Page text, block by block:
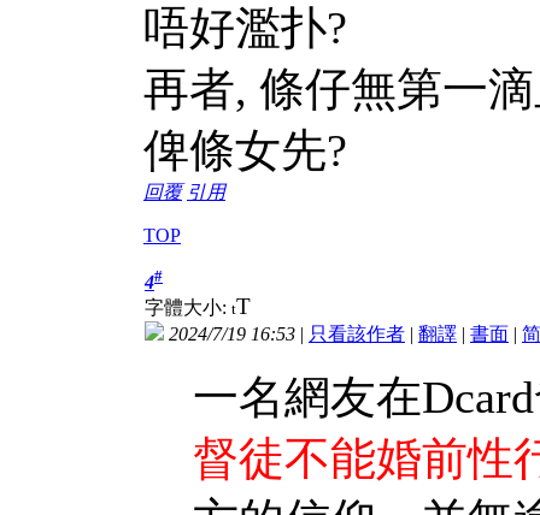
唔好濫扑?
再者, 條仔無第一
俾條女先?
回覆 引用
TOP
4#
字體大小: tT
2024/7/19 16:53 | 只看該作者 | 翻譯 | 書面 | 简
一名網友在
督徒不能婚前性